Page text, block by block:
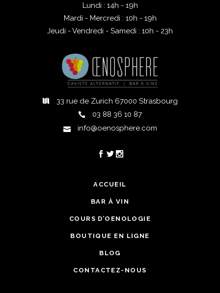
Lundi : 14h - 19h
Mardi - Mercredi : 10h - 19h
Jeudi - Vendredi - Samedi : 10h - 23h
33 rue de Zurich 67000 Strasbourg
03 88 36 10 87
info@oenosphere.com
ACCUEIL
BAR À VIN
COURS D’OENOLOGIE
BOUTIQUE EN LIGNE
BLOG
CONTACTEZ-NOUS